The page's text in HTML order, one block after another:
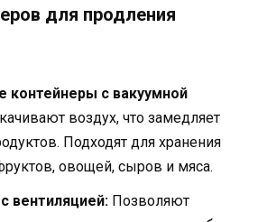
для продления
контейнеры с вакуумной
воздух, что замедляет
Подходят для хранения
овощей, сыров и мяса.
вентиляцией: Позволяют